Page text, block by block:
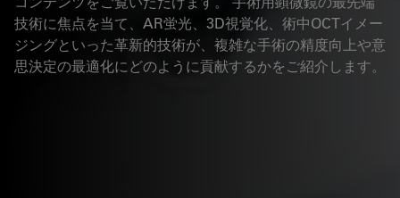
技術に焦点を当て、AR蛍光、3D視覚化、術中OCTイメー
ジングといった革新的技術が、複雑な手術の精度向上や意
思決定の最適化にどのように貢献するかをご紹介します。